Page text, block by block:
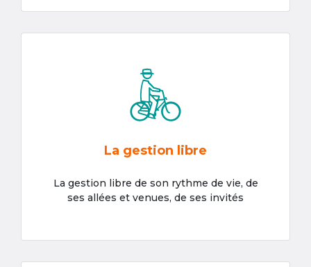
La gestion libre
La gestion libre de son rythme de vie, de
ses allées et venues, de ses invités